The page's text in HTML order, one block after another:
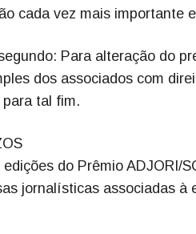
cada vez mais importante
Para alteração do
dos associados com
tal fim.
edições do Prêmio ADJORI/
jornalísticas associadas